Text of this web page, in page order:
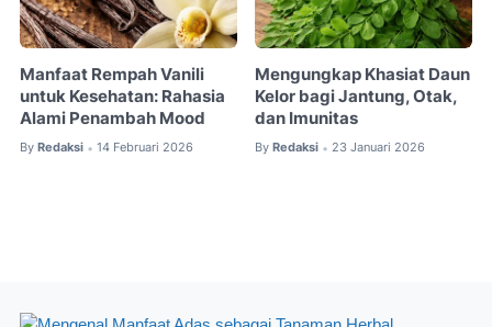
Manfaat Rempah Vanili
untuk Kesehatan: Rahasia
Alami Penambah Mood
By Redaksi • 14 Februari 2026
Mengungkap Khasiat Daun
Kelor bagi Jantung, Otak,
dan Imunitas
By Redaksi • 23 Januari 2026